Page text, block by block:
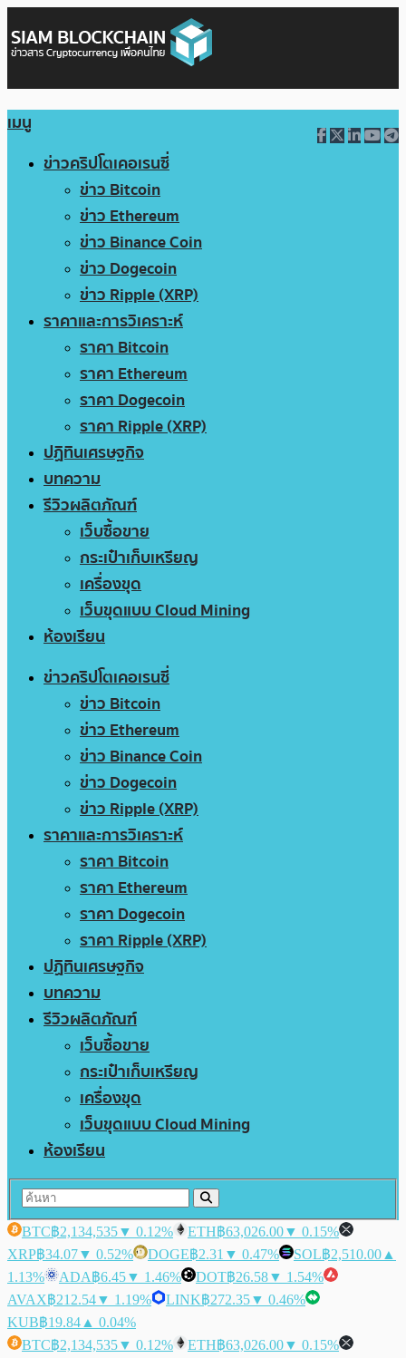
เมนู
ข่าวคริปโตเคอเรนซี่
ข่าว Bitcoin
ข่าว Ethereum
ข่าว Binance Coin
ข่าว Dogecoin
ข่าว Ripple (XRP)
ราคาและการวิเคราะห์
ราคา Bitcoin
ราคา Ethereum
ราคา Dogecoin
ราคา Ripple (XRP)
ปฏิทินเศรษฐกิจ
บทความ
รีวิวผลิตภัณฑ์
เว็บซื้อขาย
กระเป๋าเก็บเหรียญ
เครื่องขุด
เว็บขุดแบบ Cloud Mining
ห้องเรียน
ข่าวคริปโตเคอเรนซี่
ข่าว Bitcoin
ข่าว Ethereum
ข่าว Binance Coin
ข่าว Dogecoin
ข่าว Ripple (XRP)
ราคาและการวิเคราะห์
ราคา Bitcoin
ราคา Ethereum
ราคา Dogecoin
ราคา Ripple (XRP)
ปฏิทินเศรษฐกิจ
บทความ
รีวิวผลิตภัณฑ์
เว็บซื้อขาย
กระเป๋าเก็บเหรียญ
เครื่องขุด
เว็บขุดแบบ Cloud Mining
ห้องเรียน
BTC฿2,134,535▼ 0.12% ETH฿63,026.00▼ 0.15%
XRP฿34.07▼ 0.52% DOGE฿2.31 ▼ 0.47% SOL฿2,510.00 ▲
1.13%
ADA฿6.45▼ 1.46% DOT฿26.58▼ 1.54%
AVAX฿212.54▼ 1.19% LINK฿272.35▼ 0.46%
KUB฿19.84 ▲ 0.04%
BTC฿2,134,535▼ 0.12% ETH฿63,026.00▼ 0.15%